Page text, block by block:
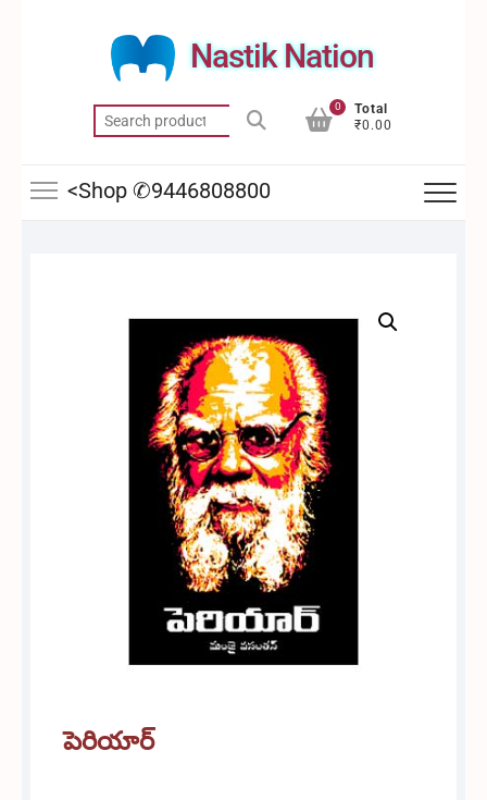
Nastik Nation
Search
for:
0
Total
₹0.00
<Shop ✆9446808800
పెరియార్